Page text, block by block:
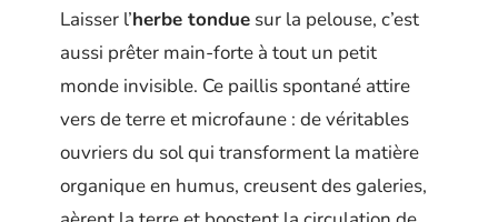
Laisser l’herbe tondue sur la pelouse, c’est
aussi prêter main-forte à tout un petit
monde invisible. Ce paillis spontané attire
vers de terre et microfaune : de véritables
ouvriers du sol qui transforment la matière
organique en humus, creusent des galeries,